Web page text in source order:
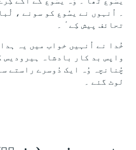
۔ اُنہوں نے یسُوع کو سونے ،
تحائف پیش کِے ٔ ۔
خُدا نے اُنہیں خواب میں یہ
واپس بد کار بادشاہ ہیرودیس
چُنانچہ وُہ ایک دُوسرے راستے
لوٹ گئے ۔